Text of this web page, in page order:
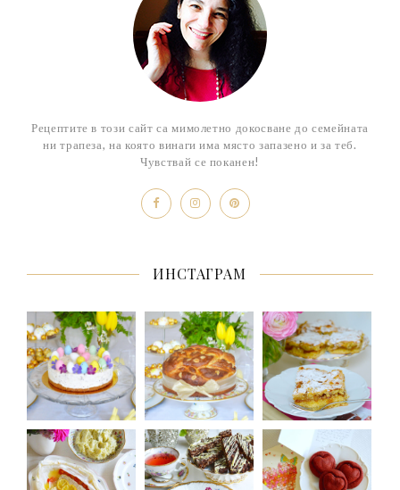
Рецептите в този сайт са мимолетно докосване до семейната
ни трапеза, на която винаги има място запазено и за теб.
Чувствай се поканен!
ИНСТАГРАМ